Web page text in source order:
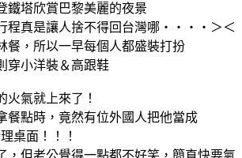
鐵塔欣賞巴黎美麗的夜景
程真是讓人捨不得回台灣哪‧‧‧‧＞＜
餐，所以一早每個人都盛裝打扮
穿小洋裝＆高跟鞋
火氣就上來了！
餐點時，竟然有位外國人把他當成
桌面！！！
，但老公覺得一點都不好笑，簡直快要氣